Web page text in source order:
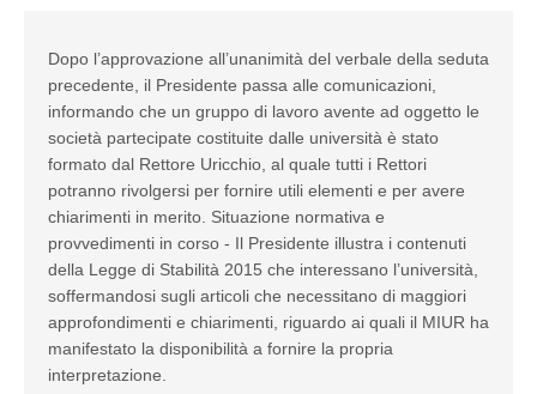
Dopo l’approvazione all’unanimità del verbale della seduta
precedente, il Presidente passa alle comunicazioni,
informando che un gruppo di lavoro avente ad oggetto le
società partecipate costituite dalle università è stato
formato dal Rettore Uricchio, al quale tutti i Rettori
potranno rivolgersi per fornire utili elementi e per avere
chiarimenti in merito. Situazione normativa e
provvedimenti in corso - Il Presidente illustra i contenuti
della Legge di Stabilità 2015 che interessano l’università,
soffermandosi sugli articoli che necessitano di maggiori
approfondimenti e chiarimenti, riguardo ai quali il MIUR ha
manifestato la disponibilità a fornire la propria
interpretazione.